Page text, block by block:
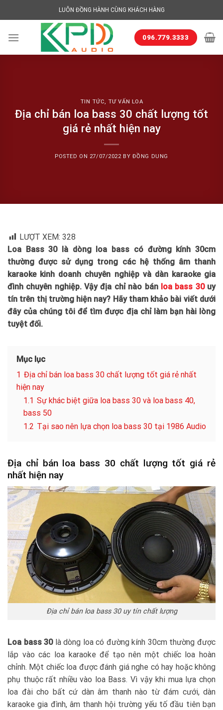
to
LUÔN ĐỒNG HÀNH CÙNG KHÁCH HÀNG
096.779.3333
TIN TỨC, TƯ VẤN LOA
Địa chỉ bán loa bass 30 chất lượng tốt
giá rẻ nhất hiện nay
POSTED ON 27/07/2022BY ĐỒNG DUNG
LƯỢT XEM: 328
Loa Bass 30 là dòng loa bass có đường kính 30cm
thường được sử dụng trong các hệ thống âm thanh
karaoke kinh doanh chuyên nghiệp và dàn karaoke gia
đình chuyên nghiệp. Vậy địa chỉ nào bán loa bass 30uy
tín trên thị trường hiện nay? Hãy tham khảo bài viết dưới
đây của chúng tôi để tìm được địa chỉ làm bạn hài lòng
tuyệt đối.
Mục lục
1 Địa chỉ bán loa bass 30 chất lượng tốt giá rẻ nhất
hiện nay
1.1 Sự khác biệt giữa loa bass 30 và loa bass 40,
bass 50
1.2 Tại sao nên lựa chọn loa bass 30 tại 1986 Audio
Địa chỉ bán loa bass 30 chất lượng tốt giá rẻ
nhất hiện nay
Địa chỉ bán loa bass 30 uy tín chất lượng
Loa bass 30là dòng loa có đường kính 30cm thường được
lắp vào các loa karaoke để tạo nên một chiếc loa hoàn
chỉnh. Một chiếc loa được đánh giá nghe có hay hoặc không
phụ thuộc rất nhiều vào loa Bass. Vì vậy khi mua lựa chọn
loa đài cho bất cứ dàn âm thanh nào từ đám cưới, dàn
karaoke gia đình, âm thanh hội trường yếu tố đầu tiên bạn